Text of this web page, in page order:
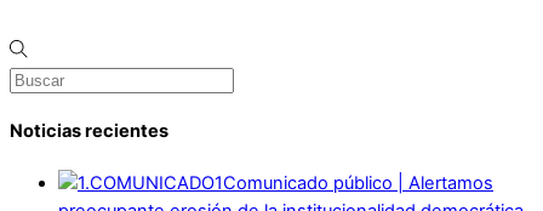
Noticias recientes
Comunicado público | Alertamos